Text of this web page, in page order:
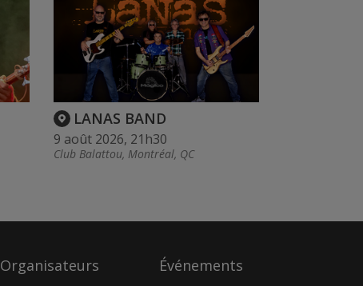
LANAS BAND
9 août 2026, 21h30
Club Balattou, Montréal, QC
Organisateurs Événements